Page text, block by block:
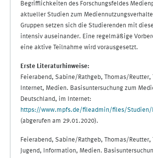
Begrifflichkeiten des Forschungsfeldes
aktueller Studien zum
Gruppen setzen sich die Studierenden mit
intensiv auseinander. Eine regelmäßige
eine aktive Teilnahme wird vorausgesetzt.
Erste Literaturhinweise:
Feierabend, Sabine/Rathgeb, Thomas/
Internet, Medien. Basisuntersuchung zum
Deutschland, im Internet:
https://www.mpfs.de/fileadmin/files/Studien/
(abgerufen am 29.01.2020).
Feierabend, Sabine/Rathgeb, Thomas/Reutter,
Jugend, Information, Medien.